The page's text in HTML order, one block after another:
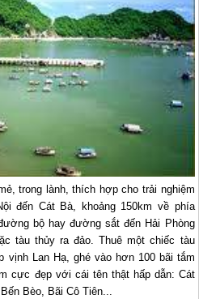
trong lành, thích hợp cho trải nghiệm
đến Cát Bà, khoảng 150km về phía
bộ hay đường sắt đến Hải Phòng
tàu thủy ra đảo. Thuê một chiếc tàu
vịnh Lan Hạ, ghé vào hơn 100 bãi tắm
cực đẹp với cái tên thật hấp dẫn: Cát
Bèo, Bãi Cô Tiên...